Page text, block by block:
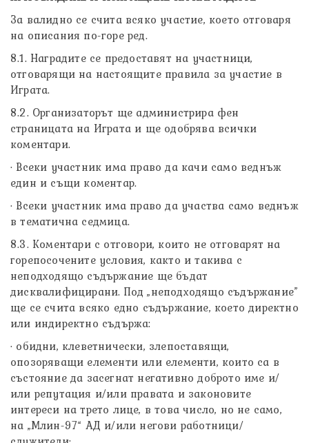
За валиднo се счита всякo участие, което отговаря
на описания по-горе ред.
8.1. Наградите се предоставят на участници,
отговарящи на настоящите правила за участие в
Играта.
8.2. Организаторът ще администрира фен
страницата на Играта и ще одобрява всички
коментари.
· Всеки участник има право да качи само веднъж
един и същи коментар.
· Всеки участник има право да участва само веднъж
в тематична седмица.
8.3. Коментари с отговори, които не отговарят на
горепосочените условия, както и такива с
неподходящо съдържание ще бъдат
дисквалифицирани. Под „неподходящо съдържание”
ще се счита всяко едно съдържание, което директно
или индиректно съдържа:
· обидни, клеветнически, злепоставящи,
опозоряващи елементи или елементи, които са в
състояние да засегнат негативно доброто име и/
или репутация и/или правата и законовите
интереси на трето лице, в това число, но не само,
на „Млин-97“ АД и/или негови работници/